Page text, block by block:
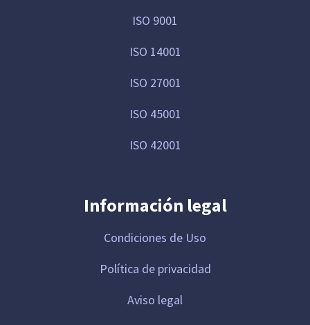
ISO 9001
ISO 14001
ISO 27001
ISO 45001
ISO 42001
Información legal
Condiciones de Uso
Política de privacidad
Aviso legal